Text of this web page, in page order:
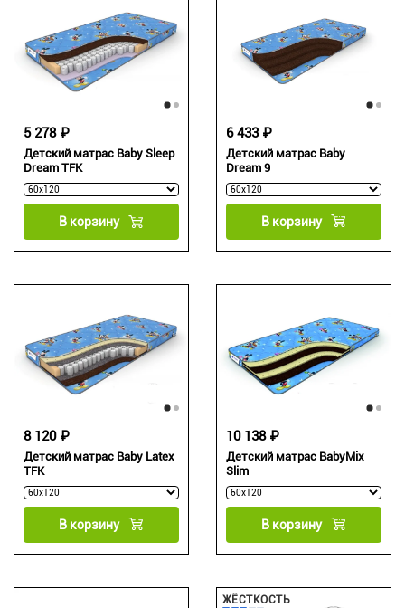
Детский матрас Baby Sleep
Dream TFK
5 278 ₽
В корзину
Детский матрас Baby
Dream 9
6 433 ₽
В корзину
Детский матрас Baby Latex
TFK
8 120 ₽
В корзину
Детский матрас BabyMix
Slim
10 138 ₽
В корзину
ЖЁСТКОСТЬ